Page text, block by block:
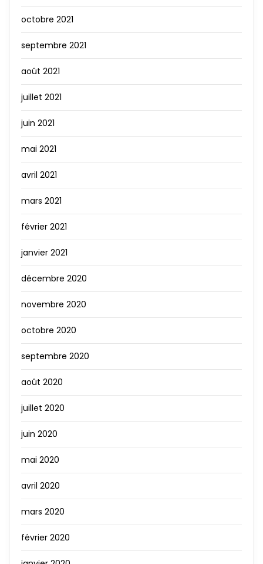
octobre 2021
septembre 2021
août 2021
juillet 2021
juin 2021
mai 2021
avril 2021
mars 2021
février 2021
janvier 2021
décembre 2020
novembre 2020
octobre 2020
septembre 2020
août 2020
juillet 2020
juin 2020
mai 2020
avril 2020
mars 2020
février 2020